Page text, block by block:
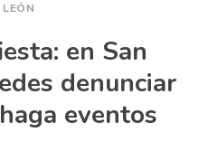
en San
denunciar
eventos